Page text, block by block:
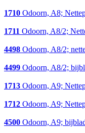
1710 Odoorn, A8;
1711 Odoorn, A8/2;
4498 Odoorn, A8/2;
4499 Odoorn, A8/2;
1713 Odoorn, A9;
1712 Odoorn, A9;
4500 Odoorn, A9;